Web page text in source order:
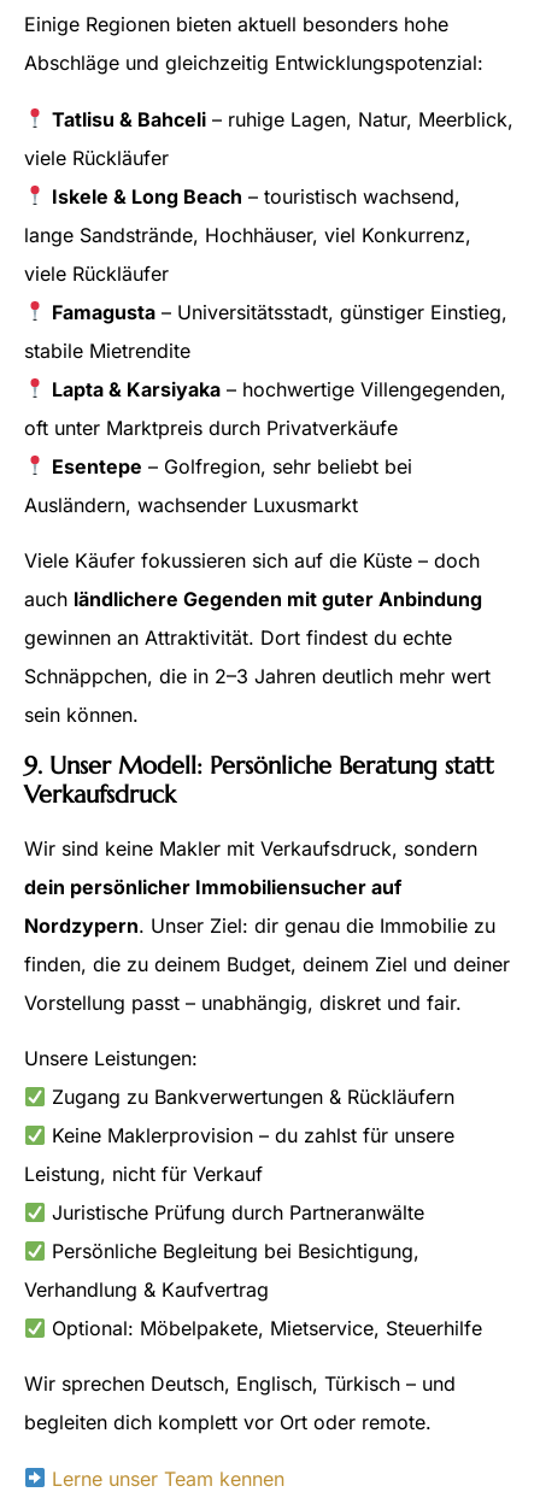
Einige Regionen bieten aktuell besonders hohe
Abschläge und gleichzeitig Entwicklungspotenzial:
Tatlisu & Bahceli – ruhige Lagen, Natur, Meerblick,
viele Rückläufer
Iskele & Long Beach – touristisch wachsend,
lange Sandstrände, Hochhäuser, viel Konkurrenz,
viele Rückläufer
Famagusta – Universitätsstadt, günstiger Einstieg,
stabile Mietrendite
Lapta & Karsiyaka – hochwertige Villengegenden,
oft unter Marktpreis durch Privatverkäufe
Esentepe – Golfregion, sehr beliebt bei
Ausländern, wachsender Luxusmarkt
Viele Käufer fokussieren sich auf die Küste – doch
auch ländlichere Gegenden mit guter Anbindung
gewinnen an Attraktivität. Dort findest du echte
Schnäppchen, die in 2–3 Jahren deutlich mehr wert
sein können.
9. Unser Modell: Persönliche Beratung statt
Verkaufsdruck
Wir sind keine Makler mit Verkaufsdruck, sondern
dein persönlicher Immobiliensucher auf
Nordzypern. Unser Ziel: dir genau die Immobilie zu
finden, die zu deinem Budget, deinem Ziel und deiner
Vorstellung passt – unabhängig, diskret und fair.
Unsere Leistungen:
Zugang zu Bankverwertungen & Rückläufern
Keine Maklerprovision – du zahlst für unsere
Leistung, nicht für Verkauf
Juristische Prüfung durch Partneranwälte
Persönliche Begleitung bei Besichtigung,
Verhandlung & Kaufvertrag
Optional: Möbelpakete, Mietservice, Steuerhilfe
Wir sprechen Deutsch, Englisch, Türkisch – und
begleiten dich komplett vor Ort oder remote.
Lerne unser Team kennen